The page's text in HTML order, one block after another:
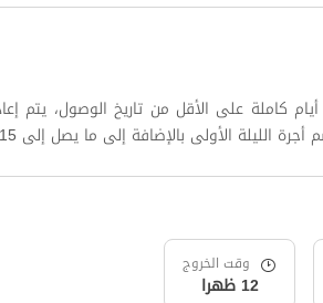
في حال إلغاء الحجز قبل 3 أيام كاملة على الأقل من تاريخ
وقت الخروج
12 ظهرا